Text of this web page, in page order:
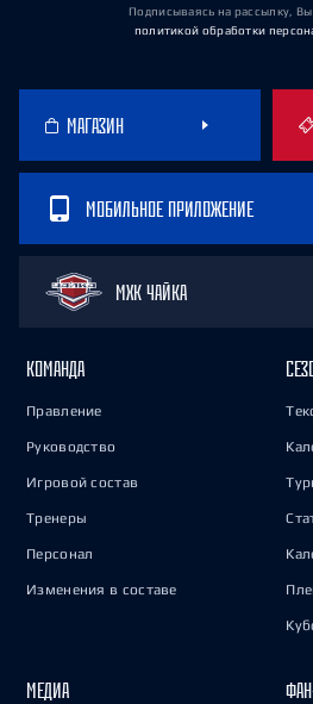
Подписываясь на рассылку, Вы
политикой обработки
МАГАЗИН
МОБИЛЬНОЕ ПРИЛОЖЕНИЕ
МХК ЧАЙКА
КОМАНДА
Правление
Руководство
Игровой состав
Тренеры
Персонал
Изменения в составе
МЕДИА